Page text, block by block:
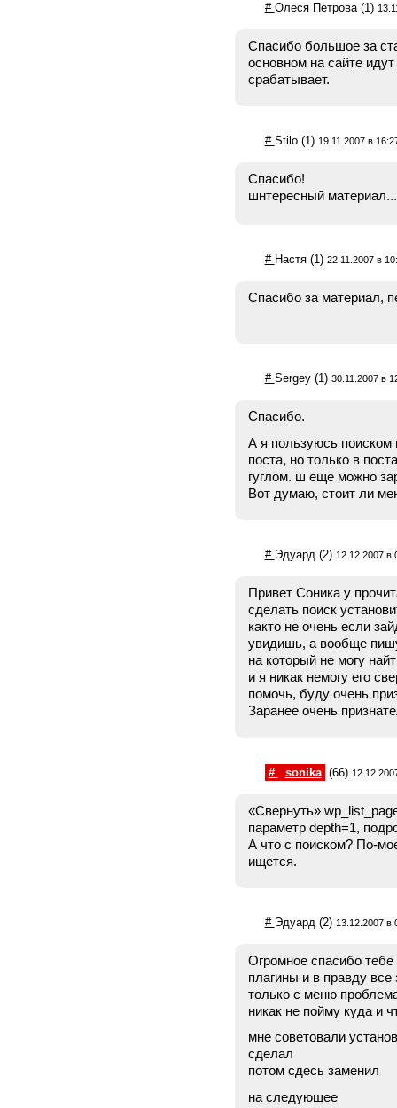
# Олеся Петрова (1)
Спасибо большое за
основном на сайте
срабатывает.
# Stilo (1) 19.11.2007 в
Спасибо!
шнтересный
# Настя (1) 22.11.2007 в
Спасибо за материал,
# Sergey (1) 30.11.2007 в
Спасибо.
А я пользуюсь поиском
поста, но только в
гуглом. ш еще можно
Вот думаю, стоит ли
# Эдуард (2) 12.12.2007 в
Привет Соника у
сделать поиск
както не очень если
увидишь, а вообще
на который не могу
и я никак немогу его
помочь, буду очень
Заранее очень
# sonika (66)
«Свернуть»
параметр depth=1,
А что с поиском? По-
ищется.
# Эдуард (2) 13.12.2007 в
Огромное спасибо
плагины и в правду все
только с меню
никак не пойму куда и
мне советовали
сделал
потом сдесь заменил
на следующее